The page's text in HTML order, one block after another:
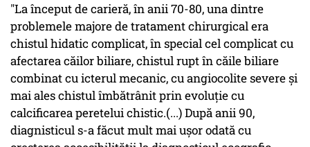
"La început de carieră, în anii 70-80, una dintre
problemele majore de tratament chirurgical era
chistul hidatic complicat, în special cel complicat cu
afectarea căilor biliare, chistul rupt în căile biliare
combinat cu icterul mecanic, cu angiocolite severe și
mai ales chistul îmbătrânit prin evoluție cu
calcificarea peretelui chistic.(...) După anii 90,
diagnisticul s-a făcut mult mai ușor odată cu